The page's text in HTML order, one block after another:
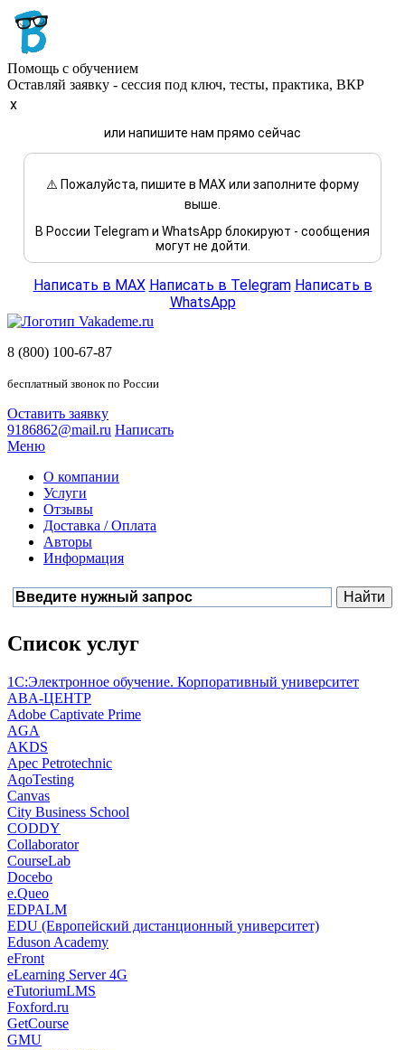
Помощь с обучением
Оставляй заявку - сессия под ключ, тесты, практика, ВКР
x
или напишите нам прямо сейчас
⚠️ Пожалуйста, пишите в MAX или заполните форму
выше.
В России Telegram и WhatsApp блокируют - сообщения
могут не дойти.
Написать в MAX Написать в Telegram Написать в
WhatsApp
8 (800) 100-67-87
бесплатный звонок по России
Оставить заявку
9186862@mail.ru Написать
Меню
О компании
Услуги
Отзывы
Доставка / Оплата
Авторы
Информация
Список услуг
1С:Электронное обучение. Корпоративный университет
ABA-ЦЕНТР
Adobe Captivate Prime
AGA
AKDS
Apec Petrotechnic
AqoTesting
Canvas
City Business School
CODDY
Collaborator
CourseLab
Docebo
e.Queo
EDPALM
EDU (Европейский дистанционный университет)
Eduson Academy
eFront
eLearning Server 4G
eTutoriumLMS
Foxford.ru
GetCourse
GMU